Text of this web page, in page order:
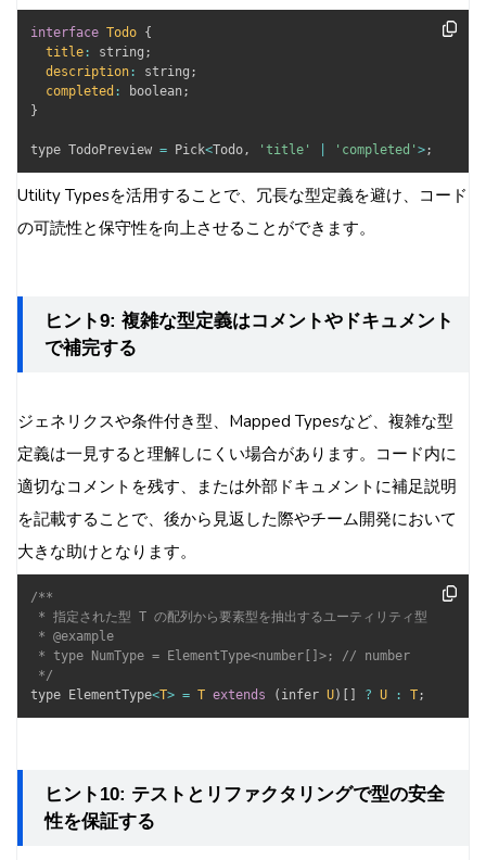
interface Todo {
title : string ;
description : string ;
completed : boolean;
}
type TodoPreview = Pick<Todo, 'title' 'completed' >;
Utility Typesを活用することで、冗長な型定義を避け、コード
の可読性と保守性を向上させることができます。
ヒント9: 複雑な型定義はコメントやドキュメント
で補完する
ジェネリクスや条件付き型、Mapped Typesなど、複雑な型
定義は一見すると理解しにくい場合があります。コード内に
適切なコメントを残す、または外部ドキュメントに補足説明
を記載することで、後から見返した際やチーム開発において
大きな助けとなります。
/**
* 指定された型 T の配列から要素型を抽出するユーティリティ型
* @example
* type NumType = ElementType<number[]>; // number
*/
type ElementType<T> = T extends ( infer U) ? U : T;
ヒント10: テストとリファクタリングで型の安全
性を保証する